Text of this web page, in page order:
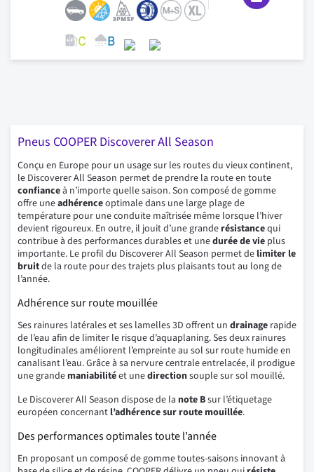
Pneus COOPER Discoverer All Season
Conçu en Europe pour un usage sur les routes du vieux continent,
le Discoverer All Season permet de prendre la route en toute
confianceà n’importe quelle saison. Son composé de gomme
offre uneadhérenceoptimale dans une large plage de
température pour une conduite maîtrisée même lorsque l’hiver
devient rigoureux. En outre, il jouit d’une grande résistancequi
contribue à des performances durables et unedurée de vie plus
importante. Le profil du Discoverer All Season permet de limiter le
bruitde la route pour des trajets plus plaisants tout au long de
l’année.
Adhérence sur route mouillée
Ses rainures latérales et ses lamelles 3D offrent un drainage rapide
de l’eau afin de limiter le risque d’aquaplaning. Ses deux rainures
longitudinales améliorent l’empreinte au sol sur route humide en
canalisant l’eau. Grâce à sa nervure centrale entrelacée, il prodigue
une grande maniabilitéet unedirectionsouple sur sol mouillé.
Le Discoverer All Season dispose de la note Bsur l’étiquetage
européen concernant l’adhérence sur route mouillée.
Des performances optimales toute l’année
En proposant un composé de gomme toutes-saisons innovant à